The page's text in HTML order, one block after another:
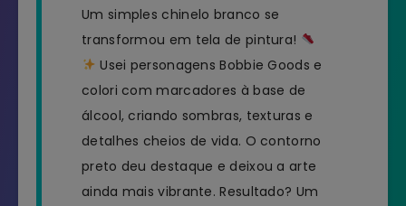
Um simples chinelo branco se
transformou em tela de pintura!
Usei personagens Bobbie Goods e
colori com marcadores à base de
álcool, criando sombras, texturas e
detalhes cheios de vida. O contorno
preto deu destaque e deixou a arte
ainda mais vibrante. Resultado? Um